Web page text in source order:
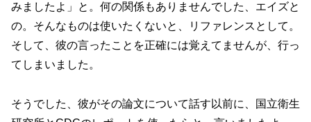
みましたよ」と。何の関係もありませんでした、エイズと
の。そんなものは使いたくないと、リファレンスとして。
そして、彼の言ったことを正確には覚えてませんが、行っ
てしまいました。
そうでした、彼がその論文について話す以前に、国立衛生